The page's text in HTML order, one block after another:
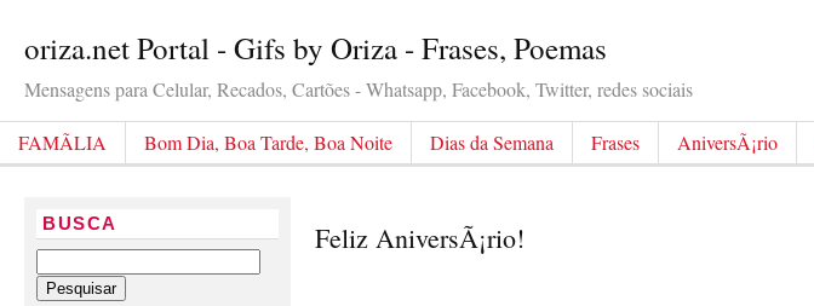
oriza.net Portal - Gifs by Oriza - Frases, Poemas
Mensagens para Celular, Recados, Cartões - Whatsapp, Facebook, Twitter, redes sociais
FAMÃLIA Bom Dia, Boa Tarde, Boa Noite Dias da Semana Frases AniversÃ¡rio
BUSCA Feliz AniversÃ¡rio!